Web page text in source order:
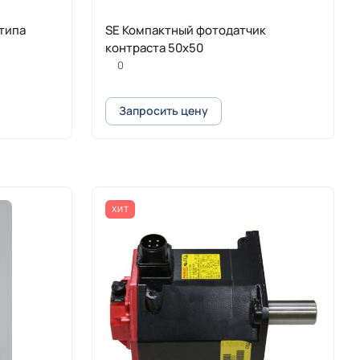
SE Компактный фотодатчик
контраста 50х50
0
Запросить цену
ХИТ